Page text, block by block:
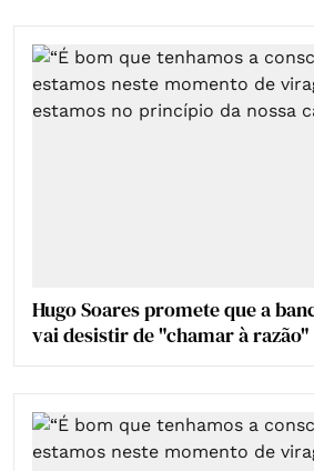
Hugo Soares promete que a
vai desistir de "chamar à razão"